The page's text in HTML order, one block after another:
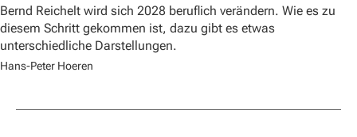
Bernd Reichelt wird sich 2028 beruflich verändern. Wie es zu
diesem Schritt gekommen ist, dazu gibt es etwas
unterschiedliche Darstellungen.
Hans-Peter Hoeren